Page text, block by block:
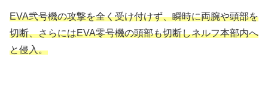
EVA弐号機の攻撃を全く受け付けず、瞬時に両腕や頭部を
切断、さらにはEVA零号機の頭部も切断しネルフ本部内へ
と侵入。